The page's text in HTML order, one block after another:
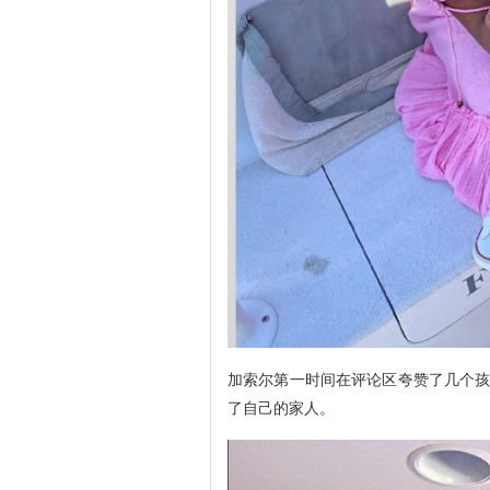
加索尔第一时间在评论区夸赞了几个
了自己的家人。